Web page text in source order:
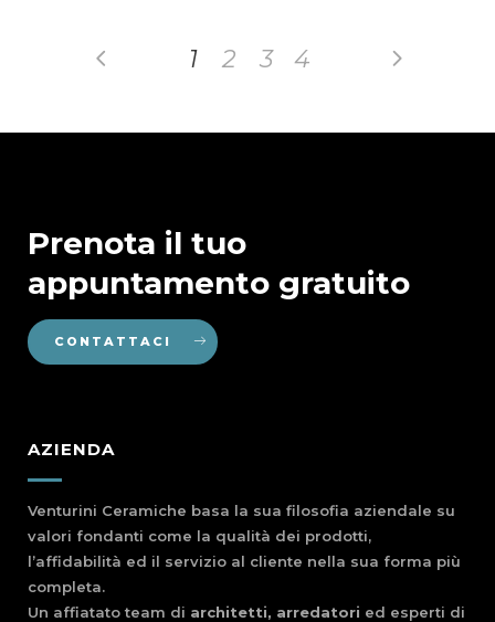
1 2 3 4
Prenota il tuo
appuntamento gratuito
CONTATTACI
AZIENDA
Venturini Ceramiche basa la sua filosofia aziendale su
valori fondanti come la qualità dei prodotti,
l’affidabilità ed il servizio al cliente nella sua forma più
completa.
Un affiatato team di architetti, arredatori ed esperti di